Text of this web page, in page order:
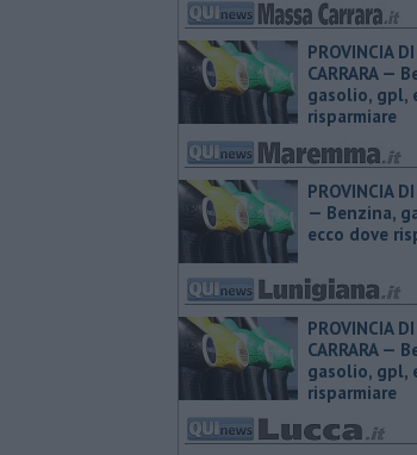
PROVINCIA
CARRARA —
gasolio, gpl,
risparmiare
PROVINCIA
— ​Benzina,
ecco dove
PROVINCIA
CARRARA —
gasolio, gpl,
risparmiare